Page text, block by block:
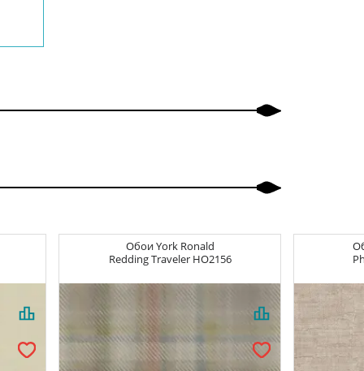
ОбоиYork Ronald
Redding Traveler HO2156